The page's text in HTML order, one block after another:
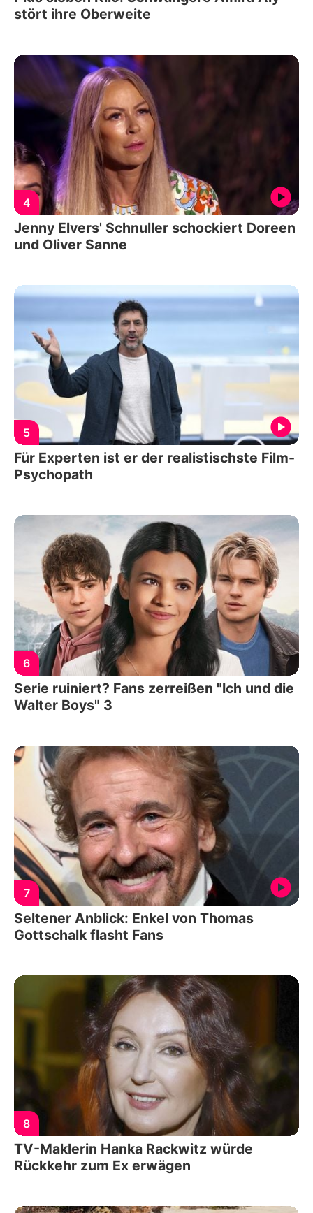
stört ihre Oberweite
4
Jenny Elvers' Schnuller schockiert Doreen
und Oliver Sanne
5
Für Experten ist er der realistischste Film-
Psychopath
6
Serie ruiniert? Fans zerreißen "Ich und die
Walter Boys" 3
7
Seltener Anblick: Enkel von Thomas
Gottschalk flasht Fans
8
TV-Maklerin Hanka Rackwitz würde
Rückkehr zum Ex erwägen